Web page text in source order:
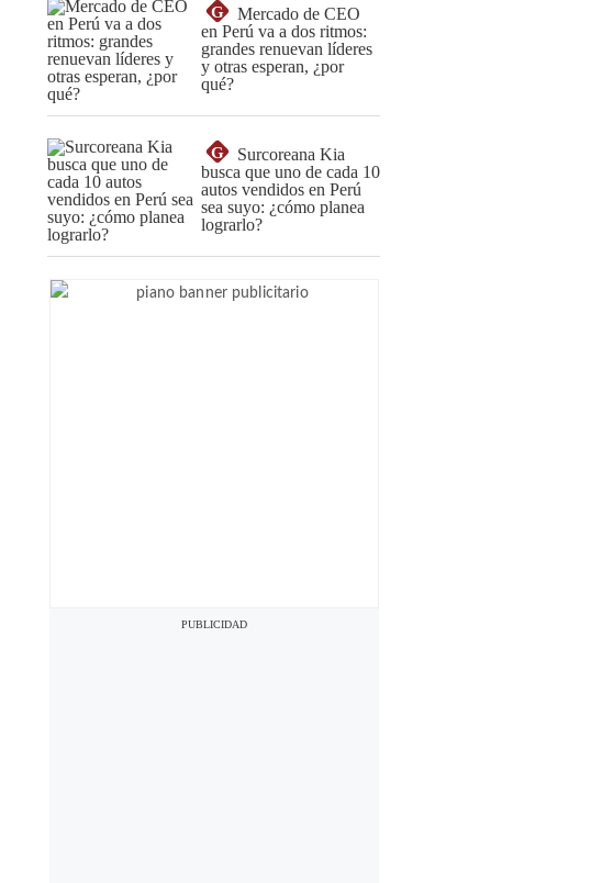
G
Mercado de CEO
en Perú va a dos ritmos:
grandes renuevan líderes
y otras esperan, ¿por
qué?
G
Surcoreana Kia
busca que uno de cada 10
autos vendidos en Perú
sea suyo: ¿cómo planea
lograrlo?